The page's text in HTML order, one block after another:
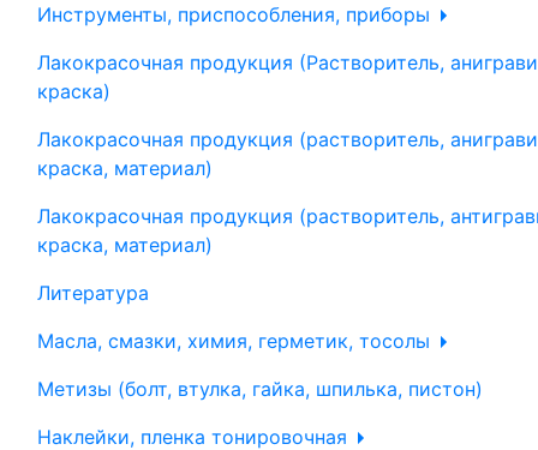
Инструменты, приспособления, приборы
Лакокрасочная продукция (Растворитель,
краска)
Лакокрасочная продукция (растворитель,
краска, материал)
Лакокрасочная продукция (растворитель,
краска, материал)
Литература
Масла, смазки, химия, герметик, тосолы
Метизы (болт, втулка, гайка, шпилька, пистон)
Наклейки, пленка тонировочная